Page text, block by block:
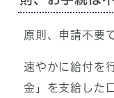
原則、申請不要
速やかに給付を
金」を支給した